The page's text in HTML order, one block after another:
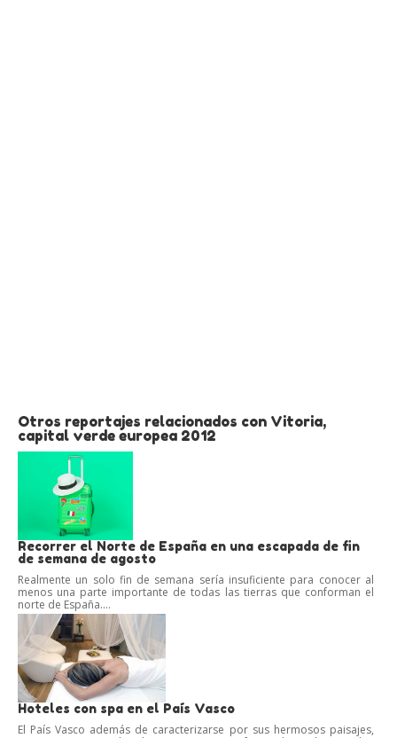
Otros reportajes relacionados con Vitoria,
capital verde europea 2012
Recorrer el Norte de España en una escapada de fin
de semana de agosto
Realmente un solo fin de semana sería insuficiente para conocer al
menos una parte importante de todas las tierras que conforman el
norte de España....
Hoteles con spa en el País Vasco
El País Vasco además de caracterizarse por sus hermosos paisajes,